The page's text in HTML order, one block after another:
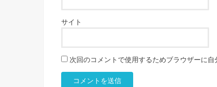
サイト
次回のコメントで使用するためブラウザーに